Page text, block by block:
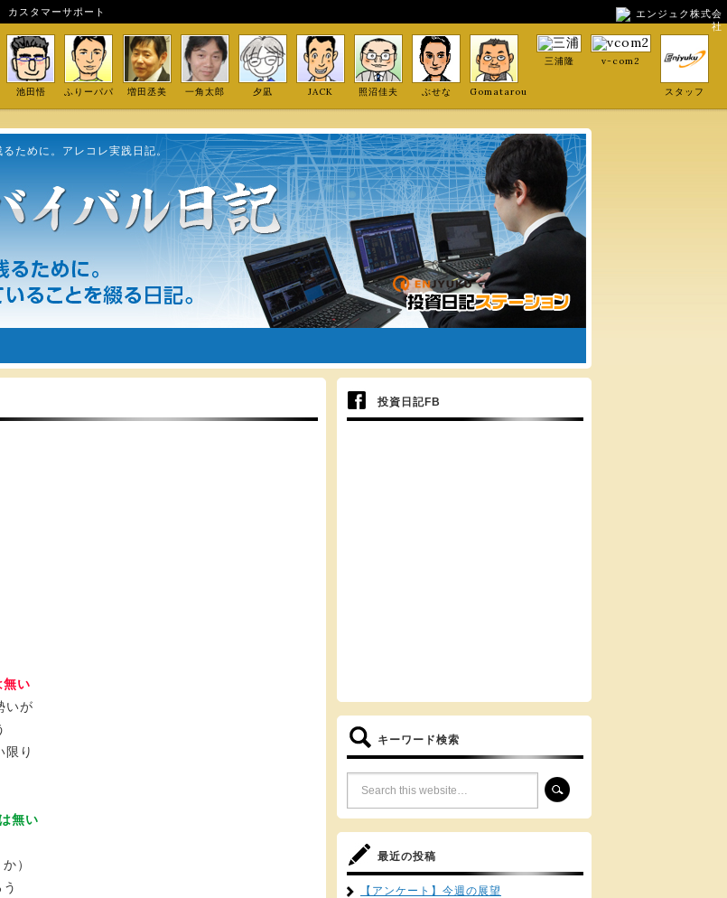
カスタマーサポート
エンジュク株式会
社
池田悟 ふりーパパ 増田丞美 一角太郎 夕凪 JACK 照沼佳夫 ぶせな Gomatarou
三浦隆 v-com2
スタッフ
ために。アレコレ実践日記。
い
いが
限り
無い
）
投資日記FB
キーワード検索
最近の投稿
【アンケート】今週の展望